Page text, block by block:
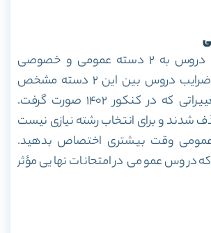
سال‌های گذشته دروس به ۲ دسته عمومی و خصوصی
تقسیم شدند و ضرایب دروس بین این ۲ دسته مشخص
می‌شد؛ اما در تغییراتی که در کنکور ۱۴۰۲ صورت گرفت.
و برای انتخاب رشته نیازی نیست
وقت بیشتری اختصاص بدهید.
که دروس عمومی در امتحانات نهایی مؤثر